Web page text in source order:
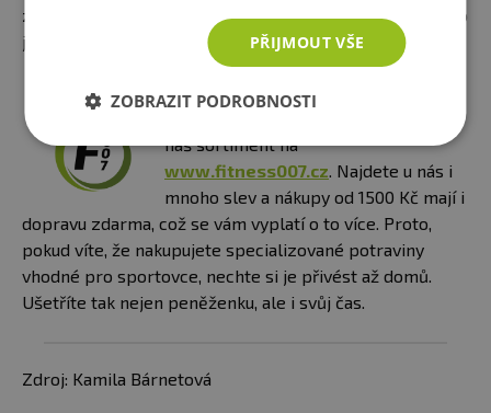
zkontrolujte, zda náhodou nejsou nutričně podobné, jako
jejich normální a levnější předchůdci.
náš sortiment na
www.fitness007.cz. Najdete u nás i
mnoho slev a nákupy od 1500 Kč mají i
dopravu zdarma, což se vám vyplatí o to více. Proto,
pokud víte, že nakupujete specializované potraviny
vhodné pro sportovce, nechte si je přivést až domů.
Ušetříte tak nejen peněženku, ale i svůj čas.
Zdroj: Kamila Bárnetová
PŘIJMOUT VŠE
ZOBRAZIT PODROBNOSTI